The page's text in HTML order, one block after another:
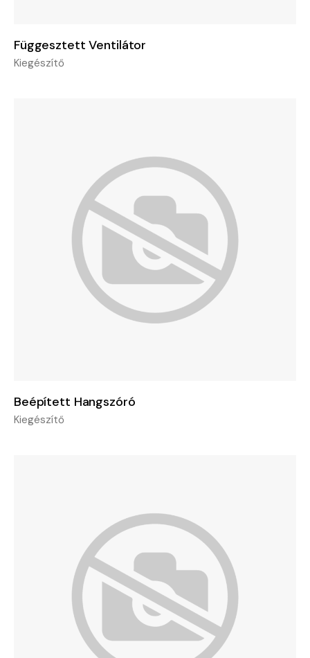
Függesztett Ventilátor
Kiegészítő
Beépített Hangszóró
Kiegészítő